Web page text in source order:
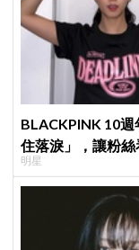
BLACKPINK 10
住落淚」，讓粉
明星